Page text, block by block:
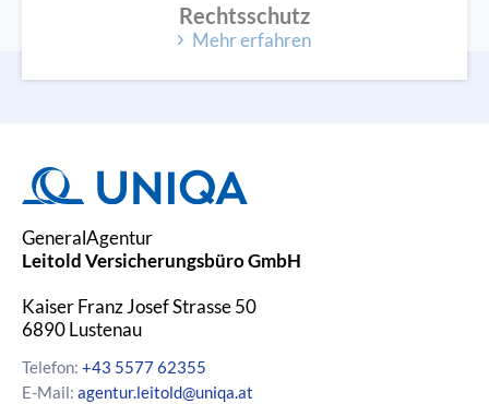
Rechtsschutz
Mehr erfahren
GeneralAgentur
Leitold Versicherungsbüro GmbH
Kaiser Franz Josef Strasse 50
6890Lustenau
Telefon: +43 5577 62355
E-Mail: agentur.leitold@uniqa.at